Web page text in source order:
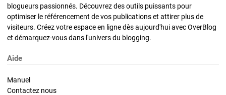
blogueurs passionnés. Découvrez des outils puissants pour
optimiser le référencement de vos publications et attirer plus de
visiteurs. Créez votre espace en ligne dès aujourd'hui avec OverBlog
et démarquez-vous dans l'univers du blogging.
Aide
Manuel
Contactez nous